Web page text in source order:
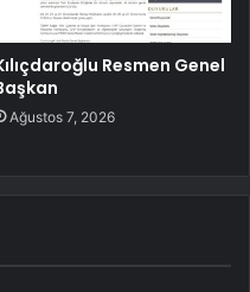
Resmen Genel
Ağustos 7, 2026